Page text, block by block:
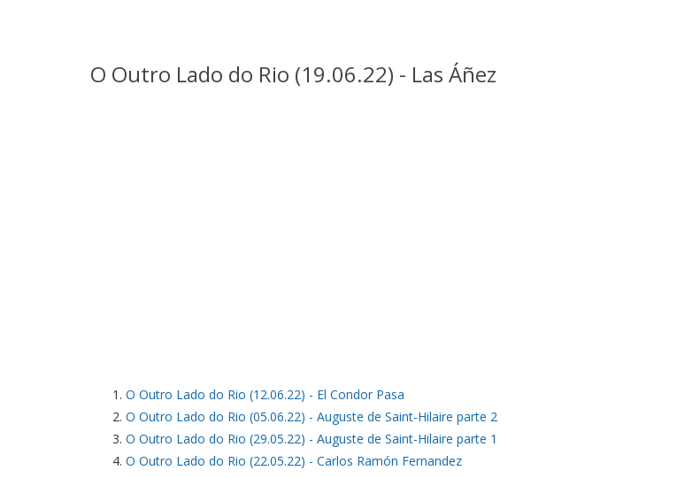
O Outro Lado do Rio (19.06.22) - Las Áñez
O Outro Lado do Rio (12.06.22) - El Condor Pasa
O Outro Lado do Rio (05.06.22) - Auguste de Saint-Hilaire parte 2
O Outro Lado do Rio (29.05.22) - Auguste de Saint-Hilaire parte 1
O Outro Lado do Rio (22.05.22) - Carlos Ramón Fernandez